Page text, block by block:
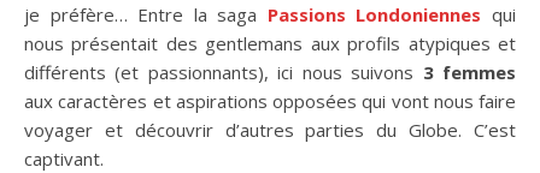
je préfère… Entre la saga Passions Londoniennes qui
nous présentait des gentlemans aux profils atypiques et
différents (et passionnants), ici nous suivons 3 femmes
aux caractères et aspirations opposées qui vont nous faire
voyager et découvrir d’autres parties du Globe. C’est
captivant.